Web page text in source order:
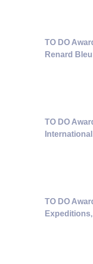
TO DO
Renard
TO DO
TO DO